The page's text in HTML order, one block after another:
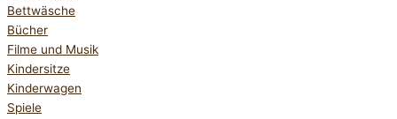
Bettwäsche
Bücher
Filme und Musik
Kindersitze
Kinderwagen
Spiele